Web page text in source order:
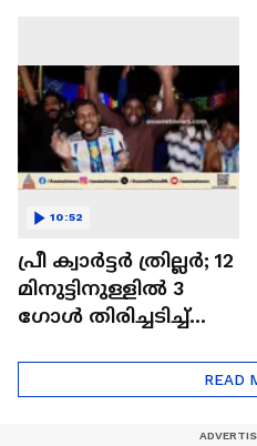
ആരവത്തിൽ
പ്രവാസികൾ
പ്രീ ക്വാർട്ടർ ത്രില്ലർ; 12
മിനുട്ടിനുള്ളിൽ 3 ​
ഗോൾ തിരിച്ചടിച്ച്
10:52
READ